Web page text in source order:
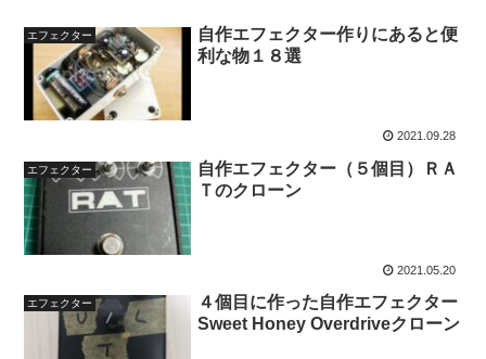
エフェクター
自作エフェクター作りにあると便
利な物１８選
2021.09.28
エフェクター
自作エフェクター（５個目）ＲＡ
Ｔのクローン
2021.05.20
エフェクター
４個目に作った自作エフェクター
Sweet Honey Overdriveクローン